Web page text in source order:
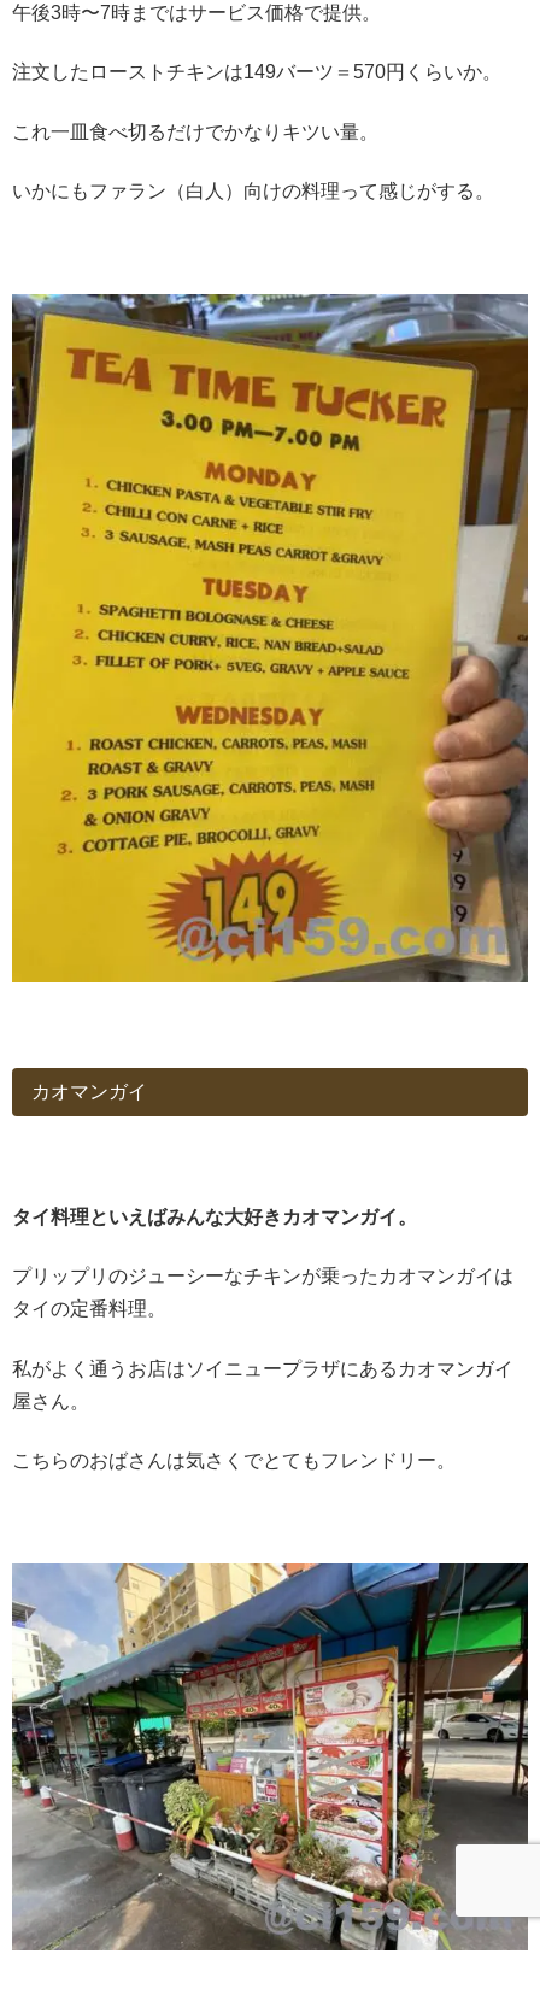
午後3時〜7時まではサービス価格で提供。
注文したローストチキンは149バーツ＝570円くらいか。
これ一皿食べ切るだけでかなりキツい量。
いかにもファラン（白人）向けの料理って感じがする。
カオマンガイ
タイ料理といえばみんな大好きカオマンガイ。
プリップリのジューシーなチキンが乗ったカオマンガイは
タイの定番料理。
私がよく通うお店はソイニュープラザにあるカオマンガイ
屋さん。
こちらのおばさんは気さくでとてもフレンドリー。